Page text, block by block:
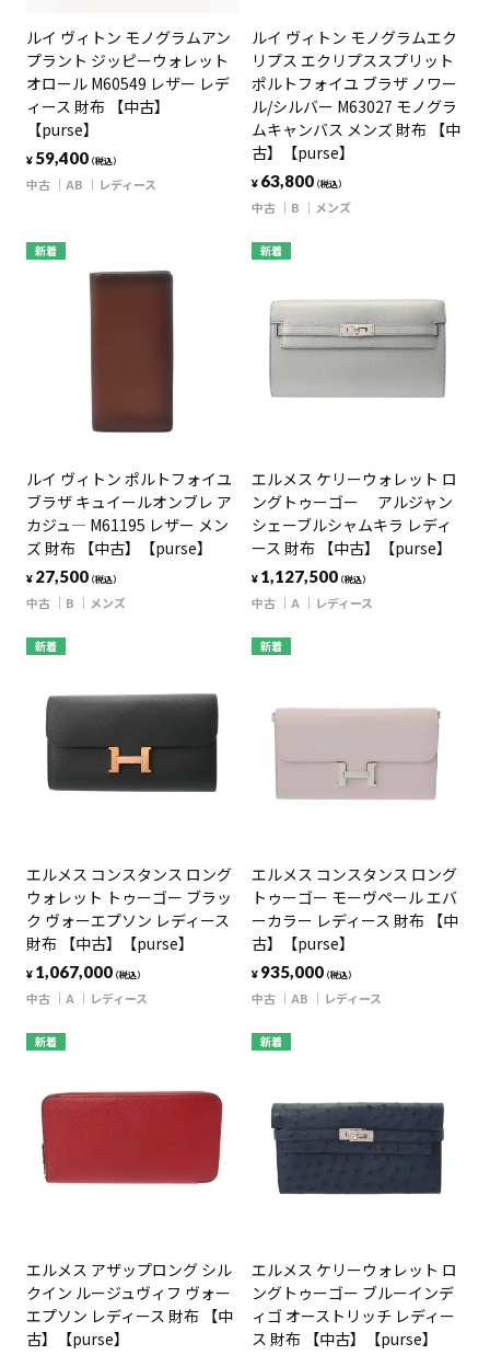
ルイ ヴィトン モノグラムアン
プラント ジッピーウォレット
オロール M60549 レザー レデ
ィース 財布 【中古】
【purse】
¥ 59,400（税込）
中古 AB レディース
ルイ ヴィトン モノグラムエク
リプス エクリプススプリット
ポルトフォイユ ブラザ ノワー
ル/シルバー M63027 モノグラ
ムキャンバス メンズ 財布 【中
古】【purse】
¥ 63,800（税込）
中古 B メンズ
新着
ルイ ヴィトン ポルトフォイユ
ブラザ キュイールオンブレ ア
カジュ― M61195 レザー メン
ズ 財布 【中古】【purse】
¥ 27,500（税込）
中古 B メンズ
新着
エルメス ケリーウォレット ロ
ングトゥーゴー アルジャン
シェーブルシャムキラ レディ
ース 財布 【中古】【purse】
¥ 1,127,500（税込）
中古 A レディース
新着
エルメス コンスタンス ロング
ウォレット トゥーゴー ブラッ
ク ヴォーエプソン レディース
財布 【中古】【purse】
¥ 1,067,000（税込）
中古 A レディース
新着
エルメス コンスタンス ロング
トゥーゴー モーヴペール エバ
ーカラー レディース 財布 【中
古】【purse】
¥ 935,000（税込）
中古 AB レディース
新着
エルメス アザップロング シル
クイン ルージュヴィフ ヴォー
エプソン レディース 財布 【中
古】【purse】
新着
エルメス ケリーウォレット ロ
ングトゥーゴー ブルーインデ
ィゴ オーストリッチ レディー
ス 財布 【中古】【purse】